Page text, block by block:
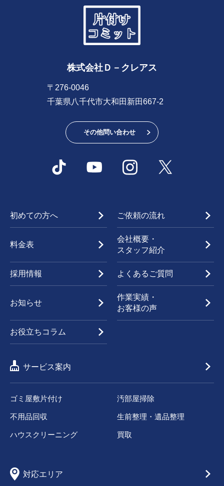
株式会社Ｄ－クレアス
〒276-0046
千葉県八千代市大和田新田667-2
その他問い合わせ
初めての方へ ご依頼の流れ
料金表
会社概要・
スタッフ紹介
採用情報 よくあるご質問
お知らせ
作業実績・
お客様の声
お役立ちコラム
サービス案内
ゴミ屋敷片付け 汚部屋掃除
不用品回収 生前整理・遺品整理
ハウスクリーニング 買取
対応エリア